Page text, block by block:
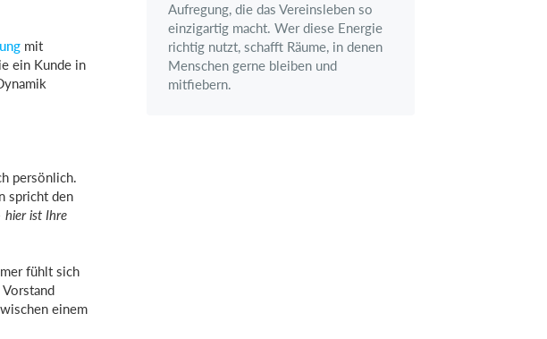
mit
ein Kunde in
persönlich.
spricht den
hier ist Ihre
fühlt sich
einem
Aufregung, die das Vereinsleben so
einzigartig macht. Wer diese Energie
richtig nutzt, schafft Räume, in denen
Menschen gerne bleiben und
mitfiebern.